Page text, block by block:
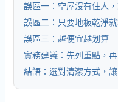
誤區一：空屋沒有住人
誤區二：只要地板乾淨
誤區三：越便宜越划算
實務建議：先列重點，
結語：選對清潔方式，